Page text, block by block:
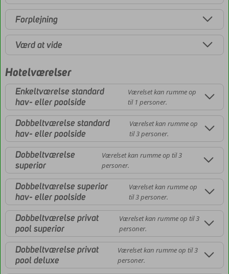
Forplejning
Værd at vide
Hotelværelser
Enkeltværelse standard
hav- eller poolside
Værelset kan rumme op
til 1 personer.
Dobbeltværelse standard
hav- eller poolside
Værelset kan rumme op
til 3 personer.
Dobbeltværelse
superior
Værelset kan rumme op til 3
personer.
Dobbeltværelse superior
hav- eller poolside
Værelset kan rumme op
til 3 personer.
Dobbeltværelse privat
pool superior
Værelset kan rumme op til 3
personer.
Dobbeltværelse privat
pool deluxe
Værelset kan rumme op til 3
personer.